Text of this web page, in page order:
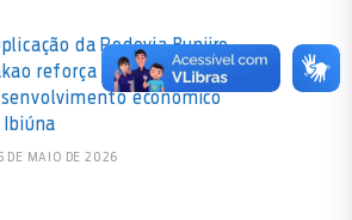
da Rodovia Bunjiro
reforça potencial de
econômico
Ibiúna
5 DE MAIO DE 2026